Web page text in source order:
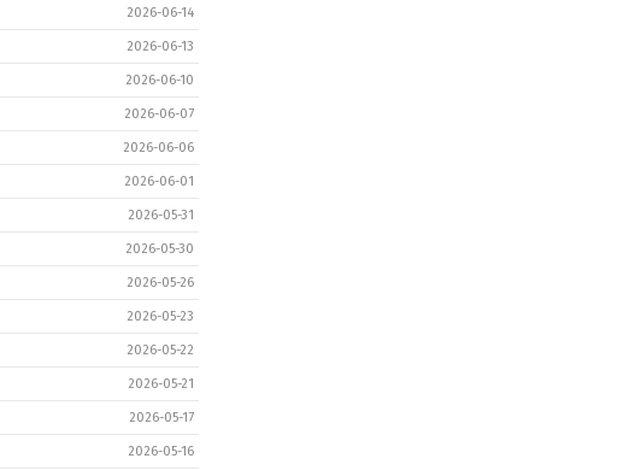
2026-06-14
2026-06-13
2026-06-10
2026-06-07
2026-06-06
2026-06-01
2026-05-31
2026-05-30
2026-05-26
2026-05-23
2026-05-22
2026-05-21
2026-05-17
2026-05-16